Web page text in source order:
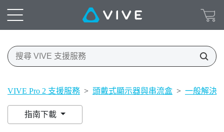
VIVE Pro 2 支援服務 > 頭戴式顯示器與串流盒 > 一般解決
指南下載